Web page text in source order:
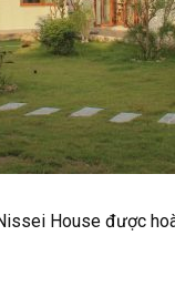
House được